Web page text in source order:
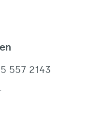
557 2143